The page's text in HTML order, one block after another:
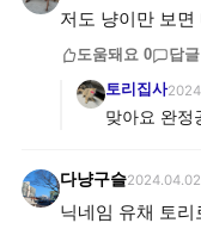
저도 냥이만 보
도움돼요 0 답글
토리집사
맞아요 완정
다냥구슬2024.04.02
닉네임 유채 토